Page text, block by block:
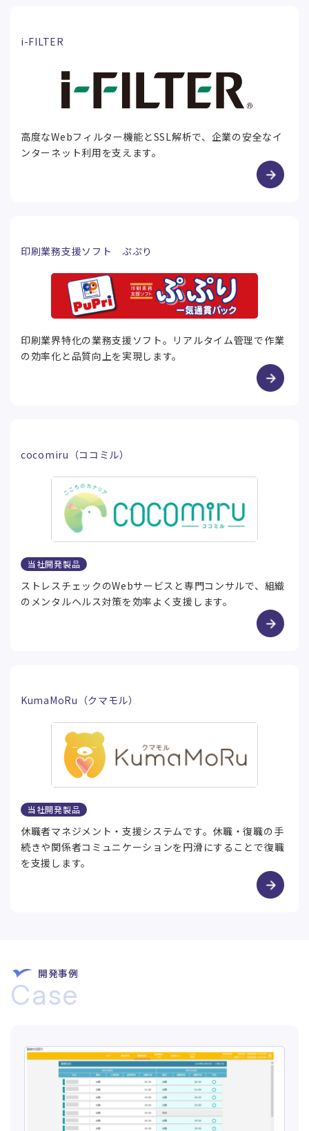
i-FILTER
高度なWebフィルター機能とSSL解析で、企業の安全なイ
ンターネット利用を支えます。
印刷業務支援ソフト ぷぷり
印刷業界特化の業務支援ソフト。リアルタイム管理で作業
の効率化と品質向上を実現します。
cocomiru（ココミル）
当社開発製品
ストレスチェックのWebサービスと専門コンサルで、組織
のメンタルヘルス対策を効率よく支援します。
KumaMoRu（クマモル）
当社開発製品
休職者マネジメント・支援システムです。休職・復職の手
続きや関係者コミュニケーションを円滑にすることで復職
を支援します。
開発事例
Case